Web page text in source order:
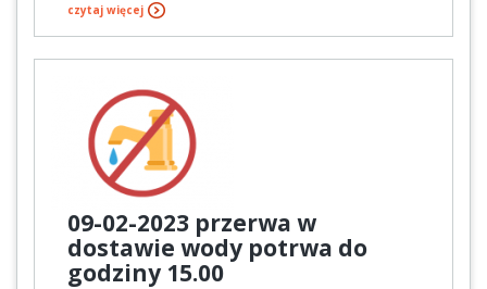
czytaj więcej
09-02-2023 przerwa w
dostawie wody potrwa do
godziny 15.00